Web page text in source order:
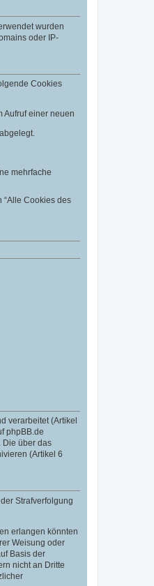
wurden
oder IP-
Cookies
Aufruf einer neuen
mehrfache
“Alle Cookies des
verarbeitet (Artikel
phpBB.de
Die über das
(Artikel 6
Strafverfolgung
erlangen könnten
Weisung oder
Basis der
nicht an Dritte